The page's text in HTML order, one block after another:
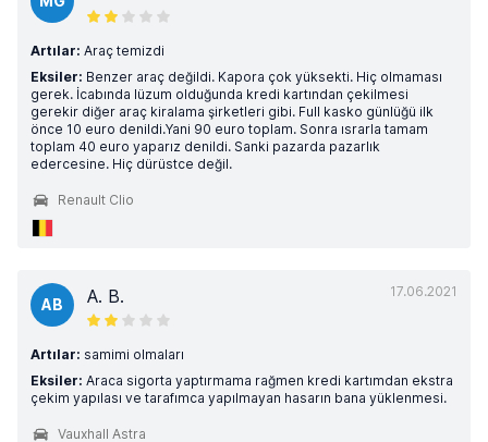
Artılar: Araç temizdi
Eksiler: Benzer araç değildi. Kapora çok yüksekti. Hiç olmaması
gerek. İcabında lüzum olduğunda kredi kartından çekilmesi
gerekir diğer araç kiralama şirketleri gibi. Full kasko günlüğü ilk
önce 10 euro denildi.Yani 90 euro toplam. Sonra ısrarla tamam
toplam 40 euro yaparız denildi. Sanki pazarda pazarlık
edercesine. Hiç dürüstce değil.
Renault Clio
17.06.2021
AB A. B.
Artılar: samimi olmaları
Eksiler: Araca sigorta yaptırmama rağmen kredi kartımdan ekstra
çekim yapılası ve tarafımca yapılmayan hasarın bana yüklenmesi.
Vauxhall Astra